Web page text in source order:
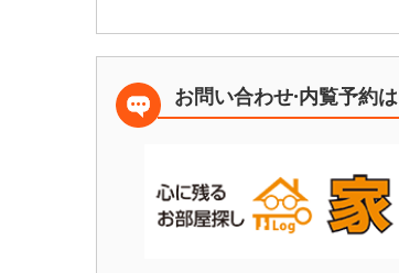
お問い合わせ·内覧予約は